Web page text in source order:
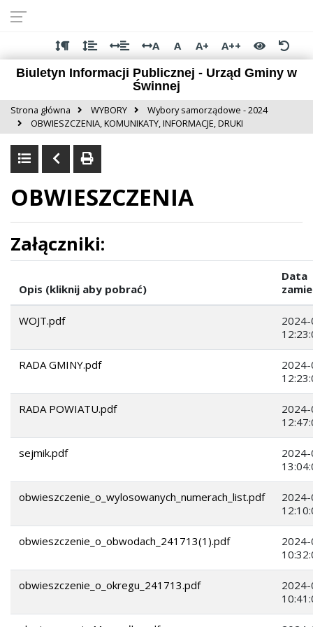
dostępności
głównej
treści
menu
stopki
A A A+
A++
Biuletyn Informacji Publicznej - Urząd Gminy w
Świnnej
Strona główna WYBORY
Wybory samorządowe - 2024
OBWIESZCZENIA, KOMUNIKATY, INFORMACJE, DRUKI
OBWIESZCZENIA
Załączniki:
Opis (kliknij aby pobrać)
Data
WOJT.pdf
RADA GMINY.pdf
RADA POWIATU.pdf
sejmik.pdf
obwieszczenie_o_wylosowanych_numerach_list.pdf
obwieszczenie_o_obwodach_241713(1).pdf
obwieszczenie_o_okregu_241713.pdf